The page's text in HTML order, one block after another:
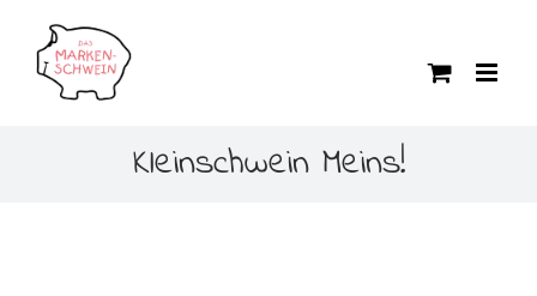
springen
Kleinschwein Meins!